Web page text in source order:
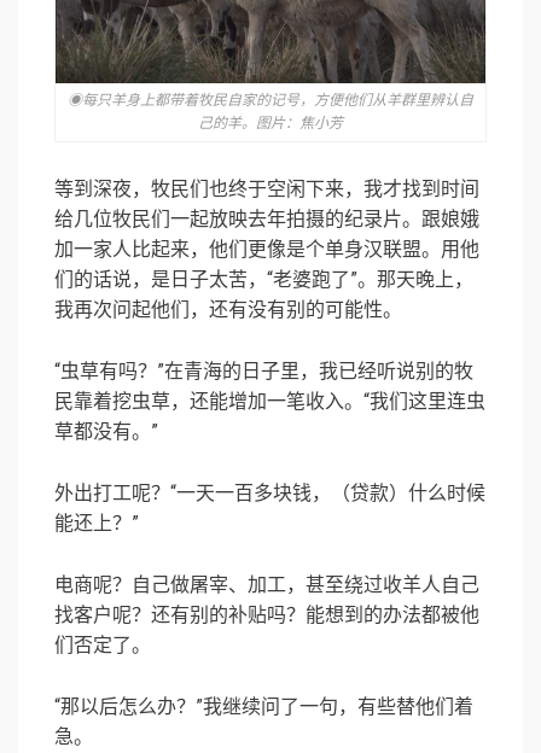
◉每只羊身上都带着牧民自家的记号，方便他们从羊群里辨认自
己的羊。图片：焦小芳
等到深夜，牧民们也终于空闲下来，我才找到时间
给几位牧民们一起放映去年拍摄的纪录片。跟娘娥
加一家人比起来，他们更像是个单身汉联盟。用他
们的话说，是日子太苦，“老婆跑了”。那天晚上，
我再次问起他们，还有没有别的可能性。
“虫草有吗？”在青海的日子里，我已经听说别的牧
民靠着挖虫草，还能增加一笔收入。“我们这里连虫
草都没有。”
外出打工呢？“一天一百多块钱，（贷款）什么时候
能还上？”
电商呢？自己做屠宰、加工，甚至绕过收羊人自己
找客户呢？还有别的补贴吗？能想到的办法都被他
们否定了。
“那以后怎么办？”我继续问了一句，有些替他们着
急。